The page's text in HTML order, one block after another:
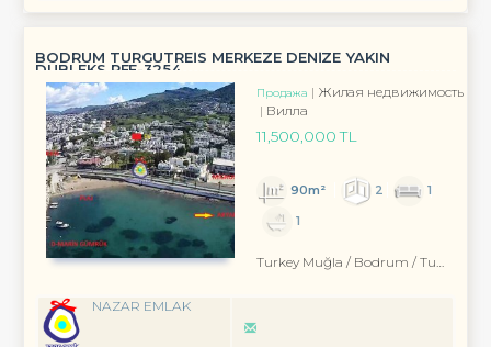
BODRUM TURGUTREİS MERKEZE DENİZE YAKIN
DUBLEKS REF-3254
Продажа
Жилая недвижимость
Вилла
11,500,000 TL
90m² 2
1
1
Turkey Muğla / Bodrum / Turgutreis
NAZAR EMLAK